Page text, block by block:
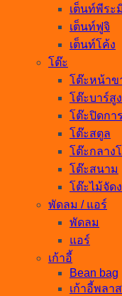
เต็นท์พีระ
เต็นท์ฟูจิ
เต็นท์โค้ง
โต๊ะ
โต๊ะหน้าข
โต๊ะบาร์สูง
โต๊ะปิดกา
โต๊ะสตูล
โต๊ะกลาง
โต๊ะสนาม
โต๊ะไม้จัด
พัดลม / แอร์
พัดลม
แอร์
เก้าอี้
Bean bag
เก้าอี้พลา